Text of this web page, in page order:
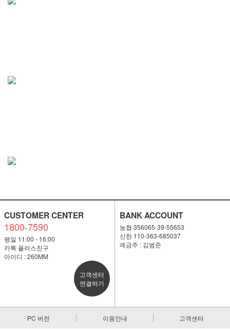
CUSTOMER CENTER
1800-7590
평일 11:00 - 16:00
카톡 플러스친구
아이디 : 260MM
고객센터
연결하기
BANK ACCOUNT
농협 356065-39-55653
신한 110-363-685037
예금주 : 김범준
PC 버전 이용안내 고객센터